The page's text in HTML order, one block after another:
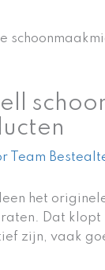
Team
het
Dat
zijn, vaak